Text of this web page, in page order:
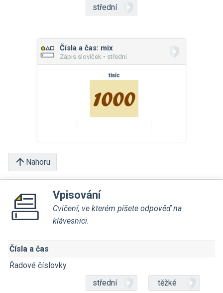
střední
Čísla a čas: mix
Zápis slovíček • střední
Nahoru
Vpisování
Cvičení, ve kterém píšete odpověď na
klávesnici.
Čísla a čas
Řadové číslovky
střední
těžké